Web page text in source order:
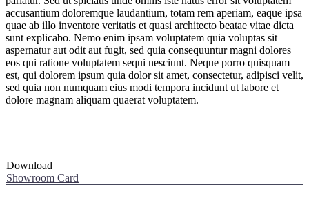
accusantium doloremque laudantium, totam rem aperiam, eaque ipsa
quae ab illo inventore veritatis et quasi architecto beatae vitae dicta
sunt explicabo. Nemo enim ipsam voluptatem quia voluptas sit
aspernatur aut odit aut fugit, sed quia consequuntur magni dolores
eos qui ratione voluptatem sequi nesciunt. Neque porro quisquam
est, qui dolorem ipsum quia dolor sit amet, consectetur, adipisci velit,
sed quia non numquam eius modi tempora incidunt ut labore et
dolore magnam aliquam quaerat voluptatem.
Download
Showroom Card